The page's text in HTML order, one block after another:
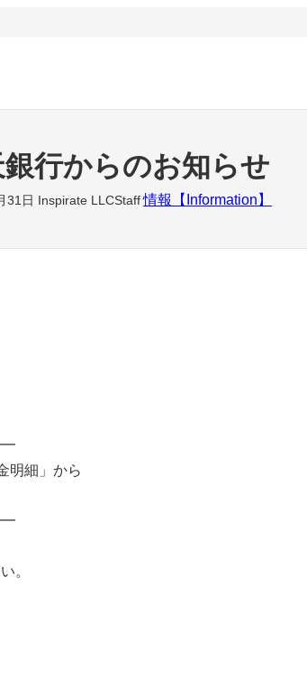
行からのお知らせ
31日 Inspirate LLCStaff 情報【Information】
明細」から
。